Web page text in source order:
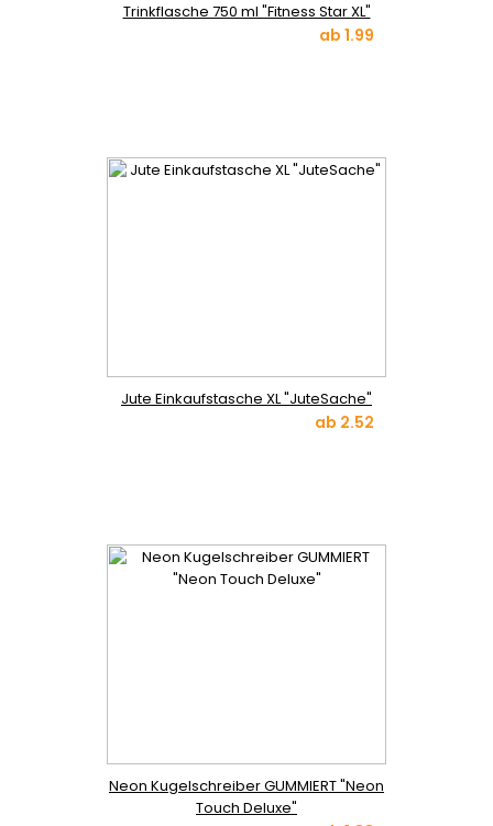
Trinkflasche 750 ml "Fitness Star XL"
ab 1.99
Jute Einkaufstasche XL "JuteSache"
ab 2.52
Neon Kugelschreiber GUMMIERT "Neon
Touch Deluxe"